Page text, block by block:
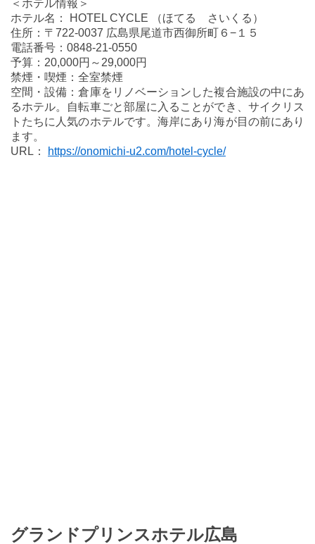
＜ホテル情報＞
ホテル名： HOTEL CYCLE （ほてる さいくる）
住所：〒722-0037 広島県尾道市西御所町６−１５
電話番号：0848-21-0550
予算：20,000円～29,000円
禁煙・喫煙：全室禁煙
空間・設備：倉庫をリノベーションした複合施設の中にあ
るホテル。自転車ごと部屋に入ることができ、サイクリス
トたちに人気のホテルです。海岸にあり海が目の前にあり
ます。
URL：
https://onomichi-u2.com/hotel-cycle/
グランドプリンスホテル広島